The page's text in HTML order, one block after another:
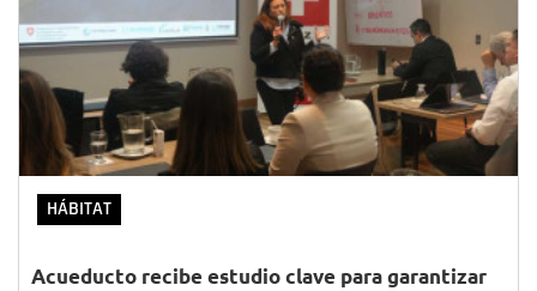
HÁBITAT
Acueducto recibe estudio clave para garantizar